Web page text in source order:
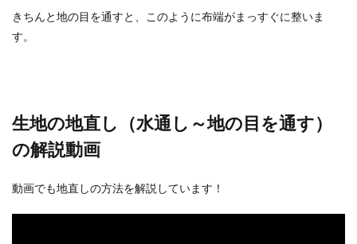
きちんと地の目を通すと、このように布端がまっすぐに整いま
す。
生地の地直し（水通し～地の目を通す）
の解説動画
動画でも地直しの方法を解説しています！